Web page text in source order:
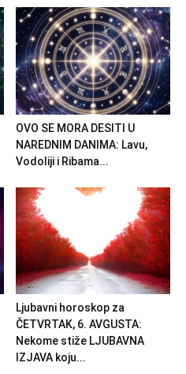
OVO SE MORA DESITI U
NAREDNIM DANIMA: Lavu,
Vodoliji i Ribama...
Ljubavni horoskop za
ČETVRTAK, 6. AVGUSTA:
Nekome stiže LJUBAVNA
IZJAVA koju...